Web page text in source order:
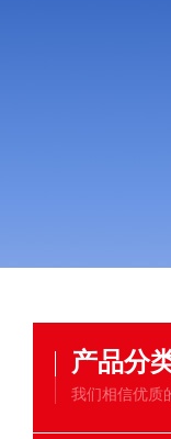
产品分
我们相信优质